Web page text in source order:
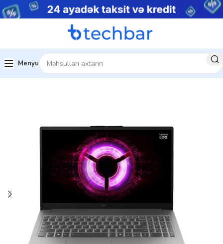
Menyu
Ev Noutbuklar Gaming Notebooklar